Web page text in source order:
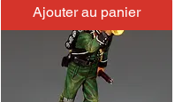
Ajouter au panier